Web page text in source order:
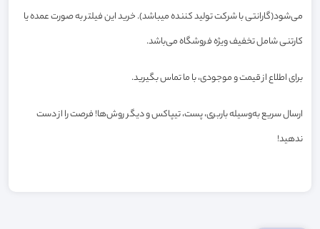
می‌شود(گارانتی با شرکت تولید کننده میباشد). خرید این فیلتر به صورت عمده یا
کارتنی شامل تخفیف ویژه فروشگاه می‌باشد.
برای اطلاع از قیمت و موجودی، با ما تماس بگیرید.
ارسال سریع به‌وسیله باربری، پست، تیپاکس و دیگر روش‌ها! فرصت را از دست
ندهید!